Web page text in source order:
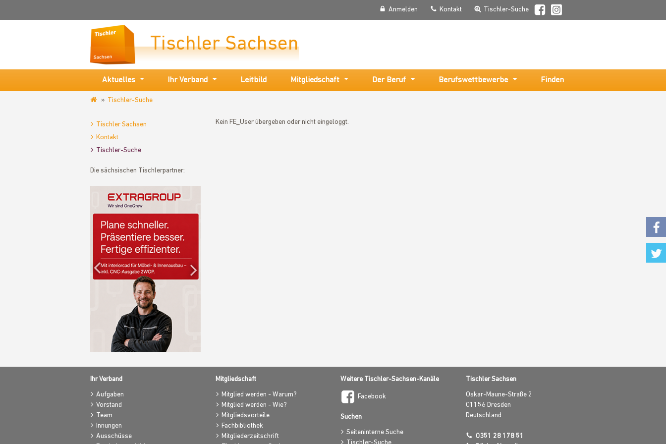
Tischler Sachsen
Anmelden Kontakt Tischler-Suche
Aktuelles Ihr Verband Leitbild Mitgliedschaft Der Beruf Berufswettbewerbe Finden
sachsen.de
Tischler-Suche
Tischler Sachsen
Kontakt
Tischler-Suche
Die sächsischen Tischlerpartner:
Previous
Kein FE_User übergeben oder nicht eingeloggt.
Ihr Verband
Aufgaben
Vorstand
Team
Innungen
Ausschüsse
Mitgliedschaft
Mitglied werden - Warum?
Mitglied werden - Wie?
Mitgliedsvorteile
Fachbibliothek
Mitgliederzeitschrift
Weitere Tischler-Sachsen-Kanäle
Facebook
Suchen
Seiteninterne Suche
Tischler Sachsen
Oskar-Maune-Straße 2
01156 Dresden
Deutschland
0351 28 178 51